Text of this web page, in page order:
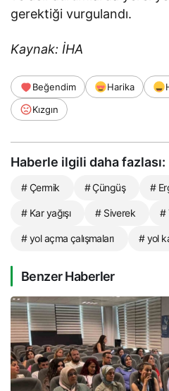
gerektiği vurgulandı.
Kaynak: İHA
Beğendim Harika
Kızgın
Haberle ilgili daha fazlası:
# Çermik # Çüngüş #
# Kar yağışı # Siverek #
# yol açma çalışmaları # yol
Benzer Haberler